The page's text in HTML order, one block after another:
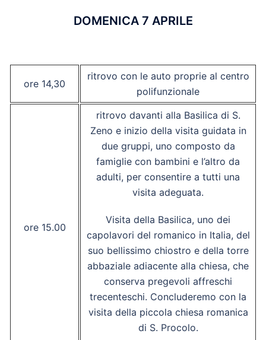
DOMENICA 7 APRILE
ore 14,30
ritrovo con le auto proprie al centro
polifunzionale
ore 15.00
ritrovo davanti alla Basilica di S.
Zeno e inizio della visita guidata in
due gruppi, uno composto da
famiglie con bambini e l’altro da
adulti, per consentire a tutti una
visita adeguata.
Visita della Basilica, uno dei
capolavori del romanico in Italia, del
suo bellissimo chiostro e della torre
abbaziale adiacente alla chiesa, che
conserva pregevoli affreschi
trecenteschi. Concluderemo con la
visita della piccola chiesa romanica
di S. Procolo.